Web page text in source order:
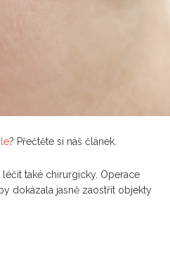
? Přečtěte si náš článek.
také chirurgicky. Operace
dokázala jasně zaostřit objekty